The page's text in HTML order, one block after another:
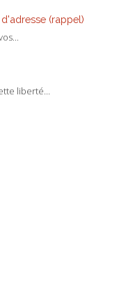
(rappel)
liberté...